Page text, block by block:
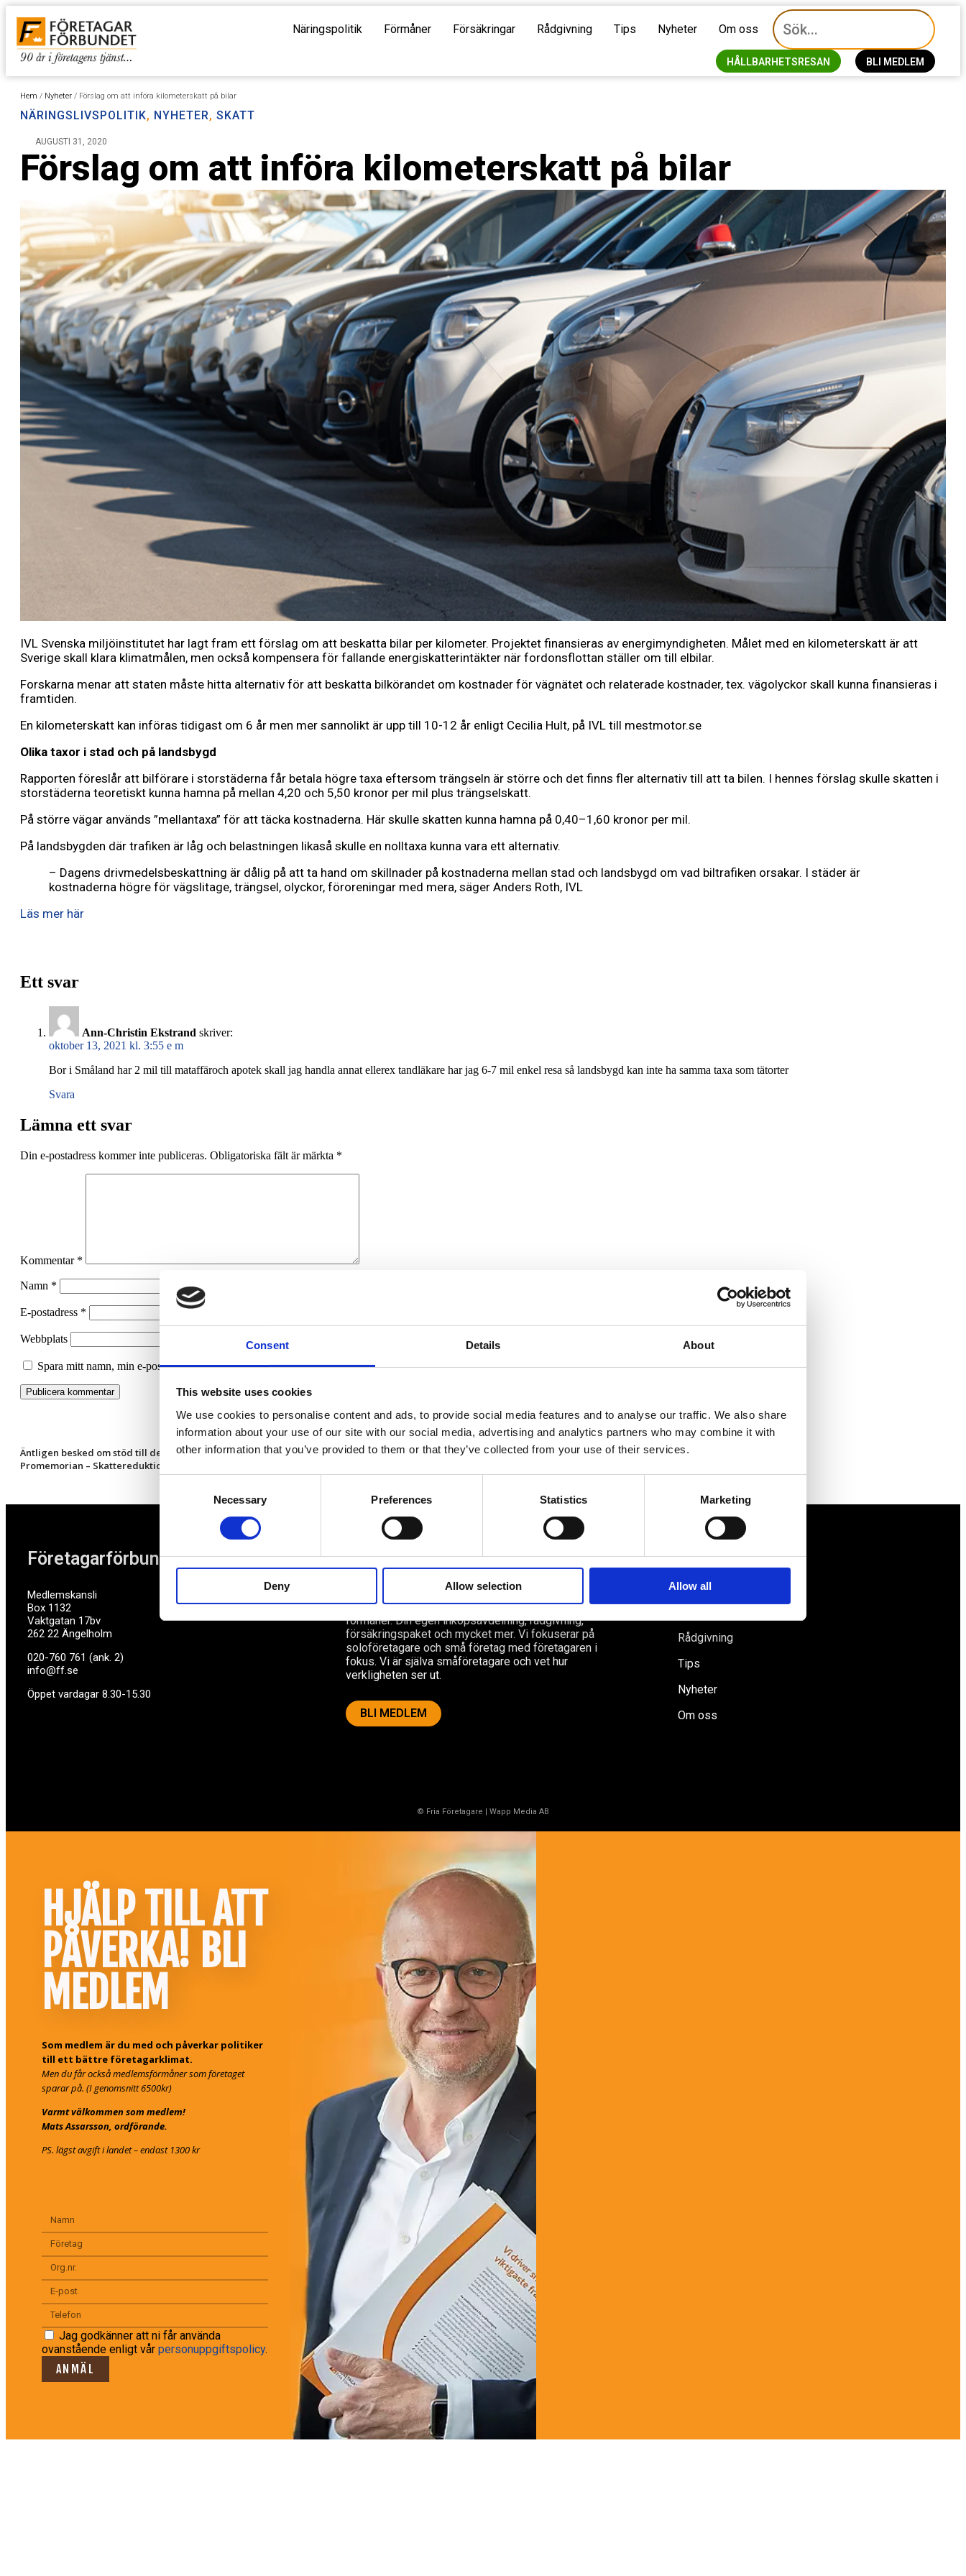
Consent Details About
This website uses cookies
We use cookies to personalise content and ads, to provide social media features and to analyse our traffic. We also share
information about your use of our site with our social media, advertising and analytics partners who may combine it with
other information that you’ve provided to them or that they’ve collected from your use of their services.
Necessary Preferences Statistics Marketing
Deny Allow selection Allow all
Näringspolitik Förmåner Försäkringar Rådgivning Tips Nyheter Om oss
HÅLLBARHETSRESAN BLI MEDLEM
Hem / Nyheter / Förslag om att införa kilometerskatt på bilar
NÄRINGSLIVSPOLITIK, NYHETER, SKATT
AUGUSTI 31, 2020
Förslag om att införa kilometerskatt på bilar
IVL Svenska miljöinstitutet har lagt fram ett förslag om att beskatta bilar per kilometer. Projektet finansieras av energimyndigheten. Målet med en kilometerskatt är att
Sverige skall klara klimatmålen, men också kompensera för fallande energiskatterintäkter när fordonsflottan ställer om till elbilar.
Forskarna menar att staten måste hitta alternativ för att beskatta bilkörandet om kostnader för vägnätet och relaterade kostnader, tex. vägolyckor skall kunna finansieras i
framtiden.
En kilometerskatt kan införas tidigast om 6 år men mer sannolikt är upp till 10-12 år enligt Cecilia Hult, på IVL till mestmotor.se
Olika taxor i stad och på landsbygd
Rapporten föreslår att bilförare i storstäderna får betala högre taxa eftersom trängseln är större och det finns fler alternativ till att ta bilen. I hennes förslag skulle skatten i
storstäderna teoretiskt kunna hamna på mellan 4,20 och 5,50 kronor per mil plus trängselskatt.
På större vägar används ”mellantaxa” för att täcka kostnaderna. Här skulle skatten kunna hamna på 0,40–1,60 kronor per mil.
På landsbygden där trafiken är låg och belastningen likaså skulle en nolltaxa kunna vara ett alternativ.
– Dagens drivmedelsbeskattning är dålig på att ta hand om skillnader på kostnaderna mellan stad och landsbygd om vad biltrafiken orsakar. I städer är
kostnaderna högre för vägslitage, trängsel, olyckor, föroreningar med mera, säger Anders Roth, IVL
Läs mer här
Ett svar
Ann-Christin Ekstrand skriver:
oktober 13, 2021 kl. 3:55 e m
Bor i Småland har 2 mil till mataffäroch apotek skall jag handla annat ellerex tandläkare har jag 6-7 mil enkel resa så landsbygd kan inte ha samma taxa som tätorter
Svara
Lämna ett svar
Din e-postadress kommer inte publiceras. Obligatoriska fält är märkta *
Kommentar *
Namn *
E-postadress *
Webbplats
Spara mitt namn, min e-postadress och webbplats i denna webbläsare till nästa gång jag skriver en kommentar.
Äntligen besked om stöd till de minsta
Promemorian – Skattereduktion för förvärvsinkomster
Företagarförbundet
Medlemskansli
Box 1132
Vaktgatan 17bv
262 22 Ängelholm
020-760 761 (ank. 2)
info@ff.se
Öppet vardagar 8.30-15.30
Av småföretagare, för småföretagare
Ett medlemskap späckat med
småföretagaranpassade medlemstjänster och
förmåner. Din egen inköpsavdelning, rådgivning,
försäkringspaket och mycket mer. Vi fokuserar på
soloföretagare och små företag med företagaren i
fokus. Vi är själva småföretagare och vet hur
verkligheten ser ut.
BLI MEDLEM
Näringspolitik
Förmåner
Rådgivning
Tips
Nyheter
Om oss
© Fria Företagare | Wapp Media AB
HJÄLP TILL ATT
PÅVERKA! BLI
MEDLEM
Som medlem är du med och påverkar politiker
till ett bättre företagarklimat.
Men du får också medlemsförmåner som företaget
sparar på. (I genomsnitt 6500kr)
Varmt välkommen som medlem!
Mats Assarsson, ordförande.
PS. lägst avgift i landet – endast 1300 kr
Jag godkänner att ni får använda
ovanstående enligt vår personuppgiftspolicy.
ANMÄL